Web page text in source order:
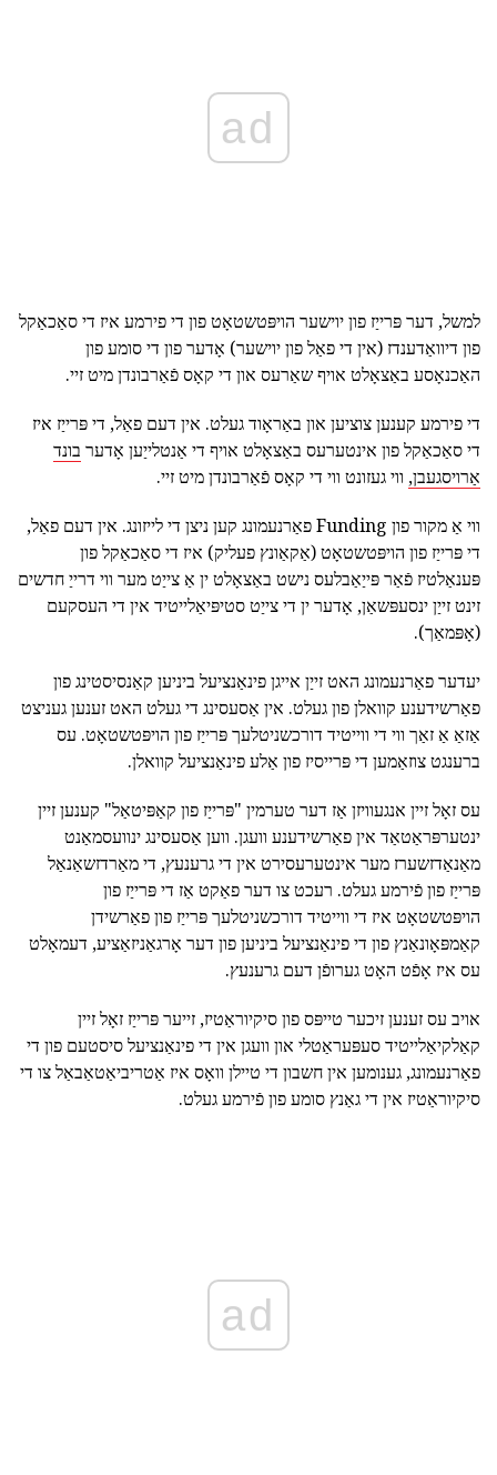
ad
למשל, דער פּרייַז פון יוישער הויפּטשטאָט פון די פירמע איז די סאַכאַקל
פון דיוואַדענדז (אין די פאַל פון יוישער) אָדער פון די סומע פון
האַכנאָסע באַצאָלט אויף שאַרעס און די קאָס פֿאַרבונדן מיט זיי.
די פירמע קענען צוציען און באַראָוד געלט. אין דעם פאַל, די פּרייַז איז
די סאַכאַקל פון אינטערעס באַצאָלט אויף די אַנטלייַען אָדער בונד
אַרויסגעבן, ווי געזונט ווי די קאָס פֿאַרבונדן מיט זיי.
ווי אַ מקור פון Funding פאַרנעמונג קען ניצן די לייזונג. אין דעם פאַל,
די פּרייַז פון הויפּטשטאָט (אַקאַונץ פעליק) איז די סאַכאַקל פון
פּענאַלטיז פֿאַר פּייַאַבלעס נישט באַצאָלט ין אַ צייַט מער ווי דרייַ חדשים
זינט זייַן ינסעפּשאַן, אָדער ין די צייַט סטיפּיאַלייטיד אין די העסקעם
(אָפּמאַך).
יעדער פאַרנעמונג האט זייַן אייגן פינאַנציעל ביניען קאַנסיסטינג פון
פאַרשידענע קוואלן פון געלט. אין אַסעסינג די געלט האט זענען געניצט
אַזאַ אַ זאַך ווי די ווייטיד דורכשניטלעך פּרייַז פון הויפּטשטאָט. עס
ברענגט צוזאַמען די פּרייסיז פון אַלע פינאַנציעל קוואלן.
עס זאָל זיין אנגעוויזן אַז דער טערמין "פּרייַז פון קאַפּיטאַל" קענען זיין
ינטערפּראַטאַד אין פאַרשידענע וועגן. ווען אַסעסינג ינוועסמאַנט
מאַנאַדזשערז מער אינטערעסירט אין די גרענעץ, די מאַרדזשאַנאַל
פּרייַז פון פֿירמע געלט. רעכט צו דער פאַקט אַז די פּרייַז פון
הויפּטשטאָט איז די ווייטיד דורכשניטלעך פּרייַז פון פאַרשידן
קאַמפּאָונאַנץ פון די פינאַנציעל ביניען פון דער אָרגאַניזאַציע, דעמאָלט
עס איז אָפֿט האָט גערופֿן דעם גרענעץ.
אויב עס זענען זיכער טייפּס פון סיקיוראַטיז, זייער פּרייַז זאָל זיין
קאַלקיאַלייטיד סעפּעראַטלי און וועגן אין די פינאַנציעל סיסטעם פון די
פאַרנעמונג, גענומען אין חשבון די טיילן וואָס איז אַטריביאַטאַבאַל צו די
סיקיוראַטיז אין די גאַנץ סומע פון פֿירמע געלט.
ad